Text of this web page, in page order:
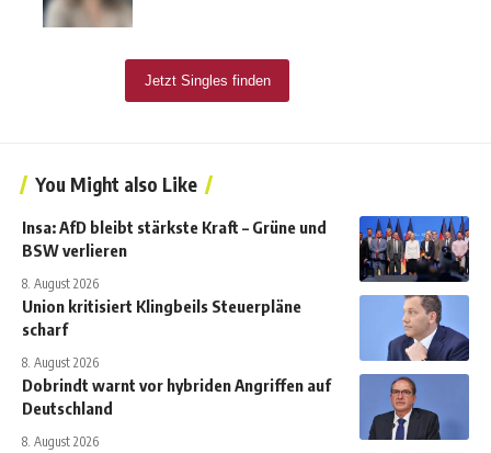
You Might also Like
Insa: AfD bleibt stärkste Kraft – Grüne und
BSW verlieren
8. August 2026
Union kritisiert Klingbeils Steuerpläne
scharf
8. August 2026
Dobrindt warnt vor hybriden Angriffen auf
Deutschland
8. August 2026